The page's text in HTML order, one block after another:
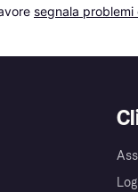
segnala problemi